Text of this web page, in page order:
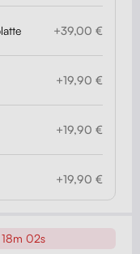
+39,00 €
+19,90 €
+19,90 €
+19,90 €
00s